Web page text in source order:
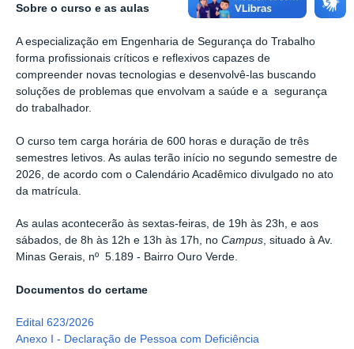
Sobre o curso e as aulas
A especialização em Engenharia de Segurança do Trabalho
forma profissionais críticos e reflexivos capazes de
compreender novas tecnologias e desenvolvê-las buscando
soluções de problemas que envolvam a saúde e a segurança
do trabalhador.
O curso tem carga horária de 600 horas e duração de três
semestres letivos. As aulas terão início no segundo semestre de
2026, de acordo com o Calendário Acadêmico divulgado no ato
da matrícula.
As aulas acontecerão às sextas-feiras, de 19h às 23h, e aos
sábados, de 8h às 12h e 13h às 17h, no Campus, situado à Av.
Minas Gerais, nº 5.189 - Bairro Ouro Verde.
Documentos do certame
Edital 623/2026
Anexo I - Declaração de Pessoa com Deficiência